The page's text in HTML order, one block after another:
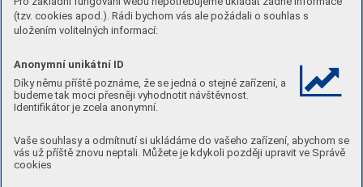
(tzv. cookies apod.). Rádi bychom vás ale požádali o souhlas s
uložením volitelných informací:
Anonymní unikátní ID
Díky němu příště poznáme, že se jedná o stejné zařízení, a
budeme tak moci přesněji vyhodnotit návštěvnost.
Identifikátor je zcela anonymní.
Vaše souhlasy a odmítnutí si ukládáme do vašeho zařízení, abychom se
vás už příště znovu neptali. Můžete je kdykoli později upravit ve Správě
cookies